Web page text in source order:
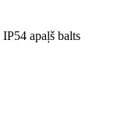
apaļš balts